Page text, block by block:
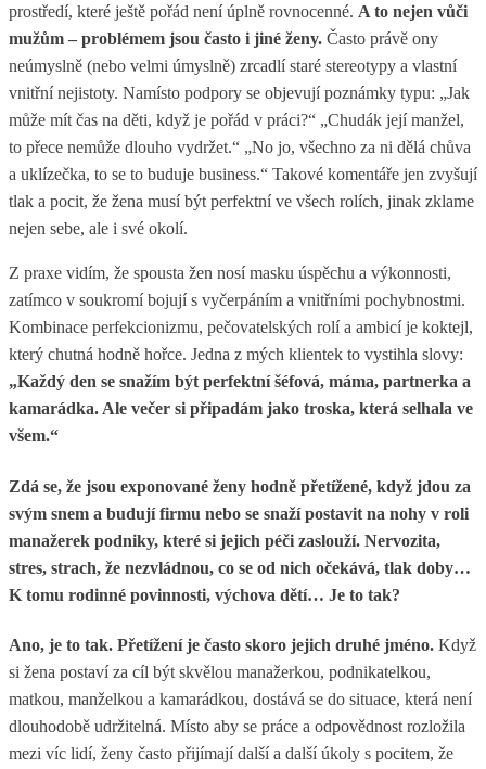
prostředí, které ještě pořád není úplně rovnocenné. A to nejen vůči
mužům – problémem jsou často i jiné ženy. Často právě ony
neúmyslně (nebo velmi úmyslně) zrcadlí staré stereotypy a vlastní
vnitřní nejistoty. Namísto podpory se objevují poznámky typu: „Jak
může mít čas na děti, když je pořád v práci?“ „Chudák její manžel,
to přece nemůže dlouho vydržet.“ „No jo, všechno za ni dělá chůva
a uklízečka, to se to buduje business.“ Takové komentáře jen zvyšují
tlak a pocit, že žena musí být perfektní ve všech rolích, jinak zklame
nejen sebe, ale i své okolí.
Z praxe vidím, že spousta žen nosí masku úspěchu a výkonnosti,
zatímco v soukromí bojují s vyčerpáním a vnitřními pochybnostmi.
Kombinace perfekcionizmu, pečovatelských rolí a ambicí je koktejl,
který chutná hodně hořce. Jedna z mých klientek to vystihla slovy:
„Každý den se snažím být perfektní šéfová, máma, partnerka a
kamarádka. Ale večer si připadám jako troska, která selhala ve
všem.“
Zdá se, že jsou exponované ženy hodně přetížené, když jdou za
svým snem a budují firmu nebo se snaží postavit na nohy v roli
manažerek podniky, které si jejich péči zaslouží. Nervozita,
stres, strach, že nezvládnou, co se od nich očekává, tlak doby…
K tomu rodinné povinnosti, výchova dětí… Je to tak?
Ano, je to tak. Přetížení je často skoro jejich druhé jméno. Když
si žena postaví za cíl být skvělou manažerkou, podnikatelkou,
matkou, manželkou a kamarádkou, dostává se do situace, která není
dlouhodobě udržitelná. Místo aby se práce a odpovědnost rozložila
mezi víc lidí, ženy často přijímají další a další úkoly s pocitem, že